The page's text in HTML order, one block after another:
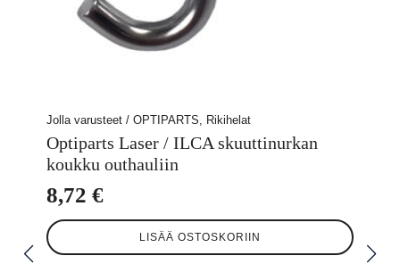
Jolla varusteet / OPTIPARTS, Rikihelat
Optiparts Laser / ILCA skuuttinurkan
koukku outhauliin
8,72 €
LISÄÄ OSTOSKORIIN